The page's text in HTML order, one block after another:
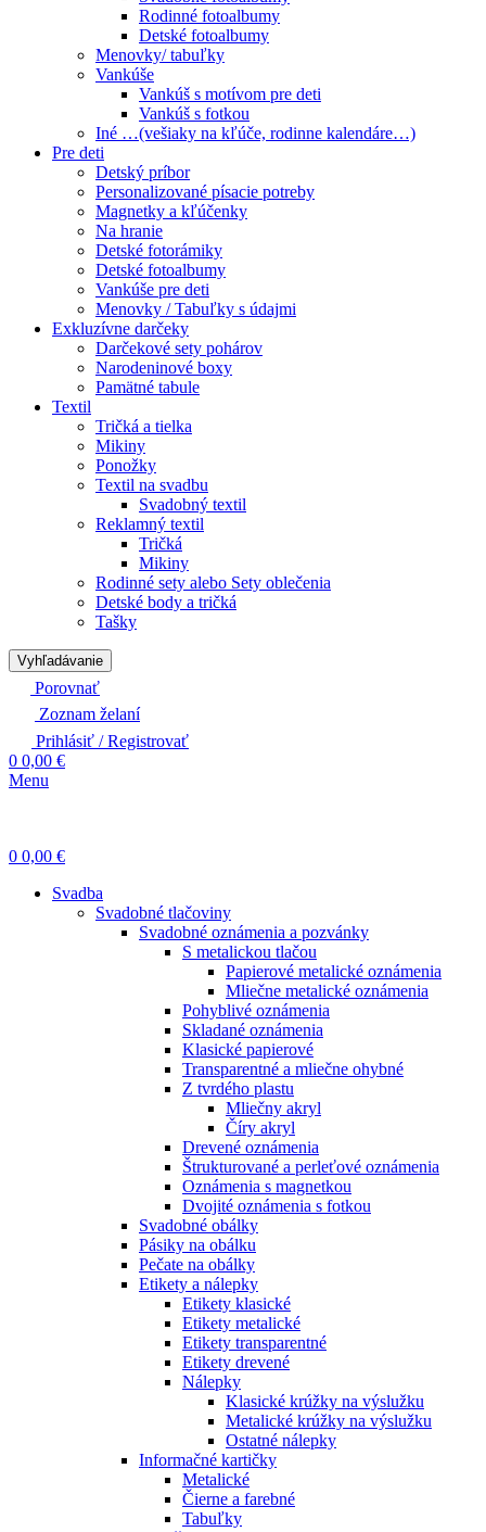
Rodinné fotoalbumy
Detské fotoalbumy
Menovky/ tabuľky
Vankúše
Vankúš s motívom pre deti
Vankúš s fotkou
Iné …(vešiaky na kľúče, rodinne kalendáre…)
Pre deti
Detský príbor
Personalizované písacie potreby
Magnetky a kľúčenky
Na hranie
Detské fotorámiky
Detské fotoalbumy
Vankúše pre deti
Menovky / Tabuľky s údajmi
Exkluzívne darčeky
Darčekové sety pohárov
Narodeninové boxy
Pamätné tabule
Textil
Tričká a tielka
Mikiny
Ponožky
Textil na svadbu
Svadobný textil
Reklamný textil
Tričká
Mikiny
Rodinné sety alebo Sety oblečenia
Detské body a tričká
Tašky
Vyhľadávanie
Porovnať
Zoznam želaní
Prihlásiť / Registrovať
0 0,00 €
Menu
0 0,00 €
Svadba
Svadobné tlačoviny
Svadobné oznámenia a pozvánky
S metalickou tlačou
Papierové metalické oznámenia
Mliečne metalické oznámenia
Pohyblivé oznámenia
Skladané oznámenia
Klasické papierové
Transparentné a mliečne ohybné
Z tvrdého plastu
Mliečny akryl
Číry akryl
Drevené oznámenia
Štrukturované a perleťové oznámenia
Oznámenia s magnetkou
Dvojité oznámenia s fotkou
Svadobné obálky
Pásiky na obálku
Pečate na obálky
Etikety a nálepky
Etikety klasické
Etikety metalické
Etikety transparentné
Etikety drevené
Nálepky
Klasické krúžky na výslužku
Metalické krúžky na výslužku
Ostatné nálepky
Informačné kartičky
Metalické
Čierne a farebné
Tabuľky